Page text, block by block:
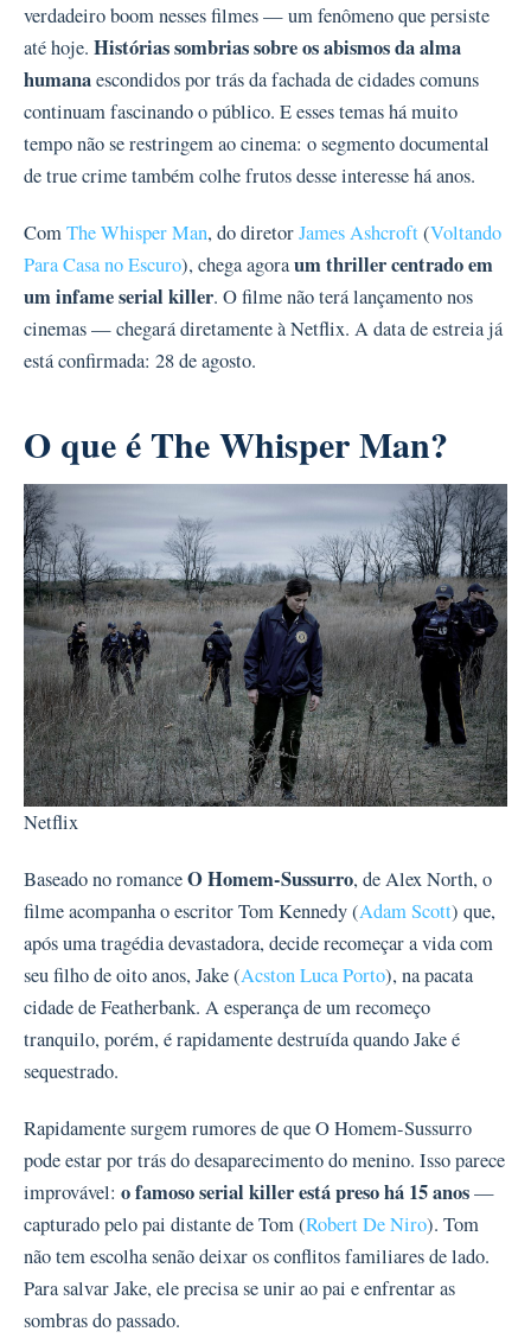
verdadeiro boom nesses filmes — um fenômeno que persiste
até hoje. Histórias sombrias sobre os abismos da alma
humanaescondidos por trás da fachada de cidades comuns
continuam fascinando o público. E esses temas há muito
tempo não se restringem ao cinema: o segmento documental
de true crime também colhe frutos desse interesse há anos.
ComThe Whisper Man, do diretorJames Ashcroft(Voltando
Para Casa no Escuro), chega agoraum thriller centrado em
um infame serial killer. O filme não terá lançamento nos
cinemas — chegará diretamente à Netflix. A data de estreia já
está confirmada: 28 de agosto.
O que é The Whisper Man?
Netflix
Baseado no romanceO Homem-Sussurro, de Alex North, o
filme acompanha o escritor Tom Kennedy (Adam Scott) que,
após uma tragédia devastadora, decide recomeçar a vida com
seu filho de oito anos, Jake (Acston Luca Porto), na pacata
cidade de Featherbank. A esperança de um recomeço
tranquilo, porém, é rapidamente destruída quando Jake é
sequestrado.
Rapidamente surgem rumores de que O Homem-Sussurro
pode estar por trás do desaparecimento do menino. Isso parece
improvável: o famoso serial killer está preso há 15 anos—
capturado pelo pai distante de Tom (Robert De Niro). Tom
não tem escolha senão deixar os conflitos familiares de lado.
Para salvar Jake, ele precisa se unir ao pai e enfrentar as
sombras do passado.